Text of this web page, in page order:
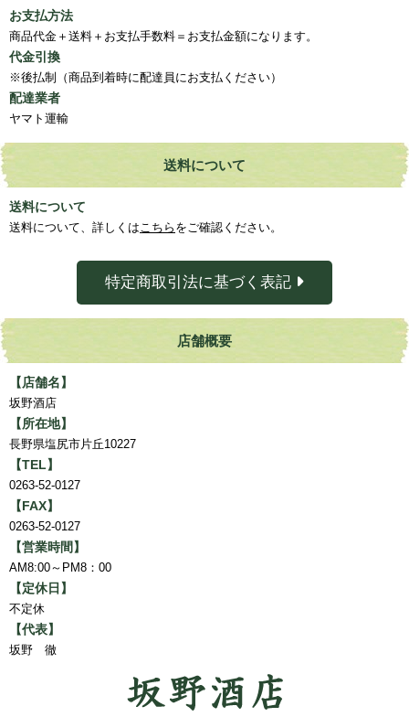
お支払方法
商品代金＋送料＋お支払手数料＝お支払金額になります。
代金引換
※後払制（商品到着時に配達員にお支払ください）
配達業者
ヤマト運輸
送料について
送料について
送料について、詳しくは こちら をご確認ください。
特定商取引法に基づく表記
店舗概要
【店舗名】
坂野酒店
【所在地】
長野県塩尻市片丘10227
【TEL】
0263-52-0127
【FAX】
0263-52-0127
【営業時間】
AM8:00～PM8：00
【定休日】
不定休
【代表】
坂野 徹